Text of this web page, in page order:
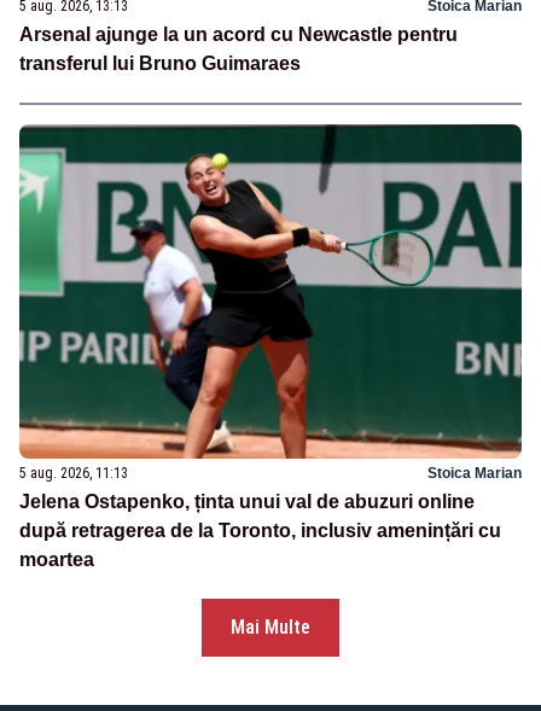
5 aug. 2026, 13:13 Stoica Marian
Arsenal ajunge la un acord cu Newcastle pentru
transferul lui Bruno Guimaraes
5 aug. 2026, 11:13 Stoica Marian
Jelena Ostapenko, ținta unui val de abuzuri online
după retragerea de la Toronto, inclusiv amenințări cu
moartea
Mai Multe